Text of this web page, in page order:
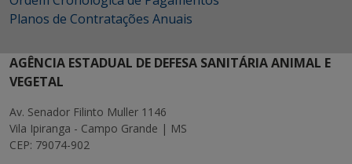
Planos de Contratações Anuais
AGÊNCIA ESTADUAL DE DEFESA SANITÁRIA ANIMAL E
VEGETAL
Av. Senador Filinto Muller 1146
Vila Ipiranga - Campo Grande | MS
CEP: 79074-902